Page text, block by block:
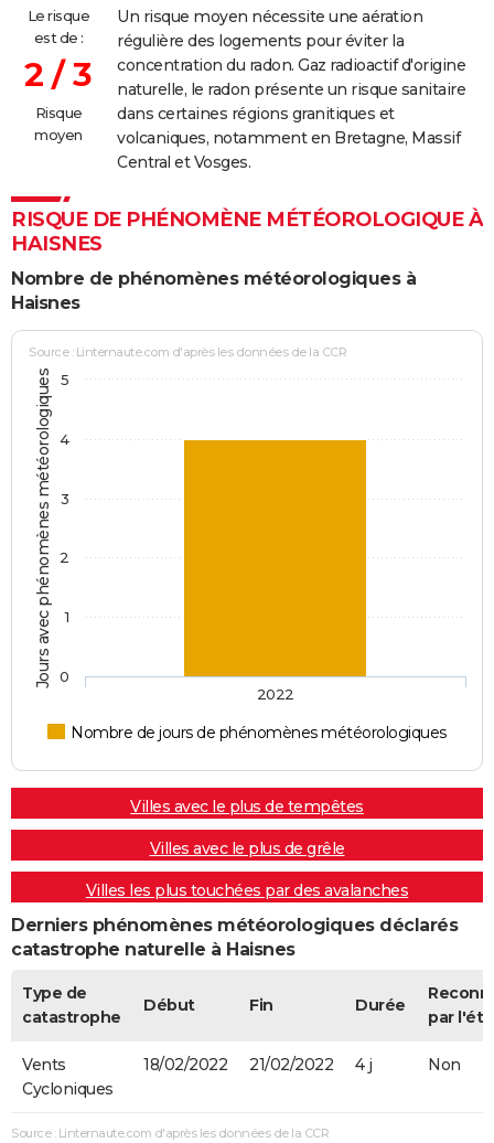
Le risque
est de :
2 / 3
Risque
moyen
Un risque moyen nécessite une aération
régulière des logements pour éviter la
concentration du radon. Gaz radioactif d'origine
naturelle, le radon présente un risque sanitaire
dans certaines régions granitiques et
volcaniques, notamment en Bretagne, Massif
Central et Vosges.
RISQUE DE PHÉNOMÈNE MÉTÉOROLOGIQUE À
HAISNES
Nombre de phénomènes météorologiques à
Haisnes
Jours avec phénomènes météorologiques
Source : Linternaute.com d'après les données de la CCR
Nombre de jours de phénomènes météorologiques
2022
0
1
2
3
4
5
Villes avec le plus de tempêtes
Villes avec le plus de grêle
Villes les plus touchées par des avalanches
Derniers phénomènes météorologiques déclarés
catastrophe naturelle à Haisnes
Type de
catastrophe
Début Fin Durée
par
Vents
Cycloniques
18/02/2022 21/02/2022 4 j Non
Source : Linternaute.com d'après les données de la CCR